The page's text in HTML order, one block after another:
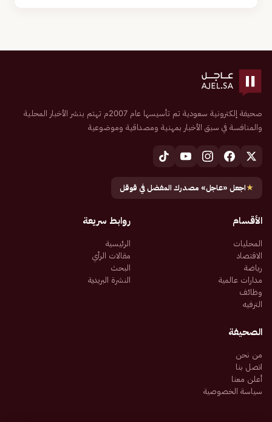
صحيفة إلكترونية سعودية تم تأسيسها عام 2007م تهتم بنشر الأخبار المحلية
والمنافسة في سبق الأخبار بمهنية ومصداقية وموضوعية
★اجعل «عاجل» مصدرك المفضل في قوقل
الأقسام
المحليات
الاقتصاد
رياضة
مدارات عالمية
وظائف
الترفيه
روابط سريعة
الرئيسية
مقالات الرأي
البحث
النشرة البريدية
الصحيفة
من نحن
اتصل بنا
أعلن معنا
سياسة الخصوصية